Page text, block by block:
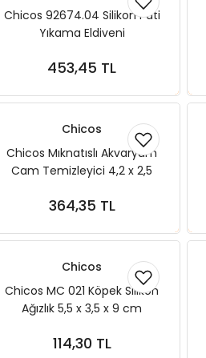
Chicos 92674.04 Silikon Pati
Yıkama Eldiveni
453,45 TL
Sepete Ekle
Chicos
Chicos Mıknatıslı Akvaryum
Cam Temizleyici 4,2 x 2,5
364,35 TL
Sepete Ekle
Chicos
Chicos MC 021 Köpek Silikon
Ağızlık 5,5 x 3,5 x 9 cm
114,30 TL
Sepete Ekle